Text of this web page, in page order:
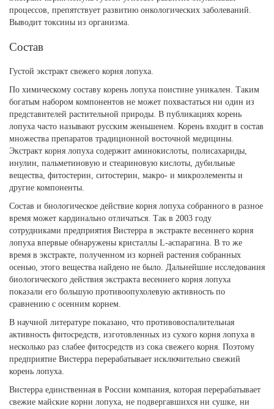
процессов, препятствует развитию онкологических заболеваний.
Выводит токсины из организма.
Состав
Густой экстракт свежего корня лопуха.
По химическому составу корень лопуха поистине уникален. Таким
богатым набором компонентов не может похвастаться ни один из
представителей растительной природы. В публикациях корень
лопуха часто называют русским женьшенем. Корень входит в состав
множества препаратов традиционной восточной медицины.
Экстракт корня лопуха содержит аминокислоты, полисахариды,
инулин, пальметиновую и стеариновую кислоты, дубильные
вещества, фитостерин, ситостерин, макро- и микроэлементы и
другие компоненты.
Состав и биологическое действие корня лопуха собранного в разное
время может кардинально отличаться. Так в 2003 году
сотрудниками предприятия Вистерра в экстракте весеннего корня
лопуха впервые обнаружены кристаллы L-аспарагина. В то же
время в экстракте, полученном из корней растения собранных
осенью, этого вещества найдено не было. Дальнейшие исследования
биологического действия экстракта весеннего корня лопуха
показали его большую противоопухолевую активность по
сравнению с осенним корнем.
В научной литературе показано, что противовоспалительная
активность фитосредств, изготовленных из сухого корня лопуха в
несколько раз слабее фитосредств из сока свежего корня. Поэтому
предприятие Вистерра перерабатывает исключительно свежий
корень лопуха.
Вистерра единственная в России компания, которая перерабатывает
свежие майские корни лопуха, не подвергавшихся ни сушке, ни